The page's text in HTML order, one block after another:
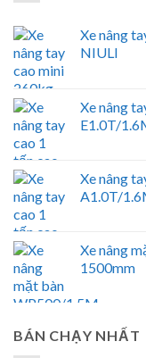
Xe nâng
NIULI
Xe nâng
E1.0T/
Xe nâng
A1.0T/
Xe nâng
1500mm
BÁN CHẠY NHẤT